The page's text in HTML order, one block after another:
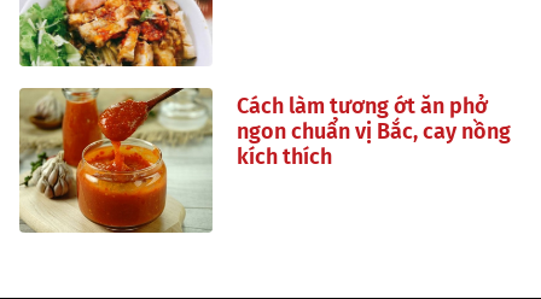
Cách làm tương ớt ăn phở
ngon chuẩn vị Bắc, cay nồng
kích thích